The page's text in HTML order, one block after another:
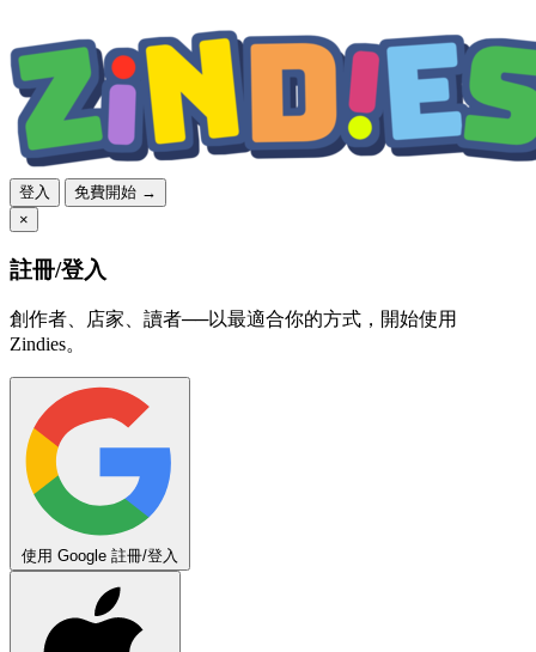
登入
免費開始 →
×
註冊/登入
創作者、店家、讀者──以最適合你的方式，開始使用
Zindies。
使用 Google 註冊/登入